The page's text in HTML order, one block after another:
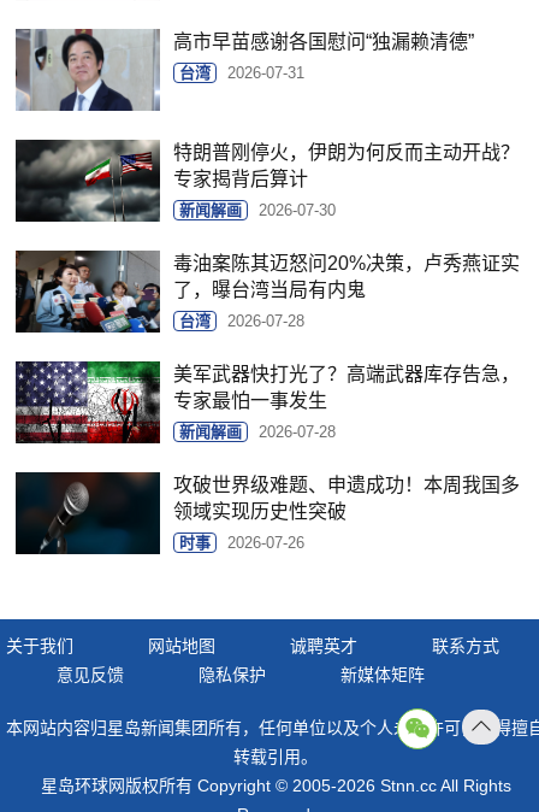
高市早苗感谢各国慰问“独漏赖清德”
台湾 2026-07-31
特朗普刚停火，伊朗为何反而主动开战？
专家揭背后算计
新闻解画 2026-07-30
毒油案陈其迈怒问20%决策，卢秀燕证实
了，曝台湾当局有内鬼
台湾 2026-07-28
美军武器快打光了？高端武器库存告急，
专家最怕一事发生
新闻解画 2026-07-28
攻破世界级难题、申遗成功！本周我国多
领域实现历史性突破
时事 2026-07-26
关于我们 网站地图 诚聘英才
联系方式
意见反馈
隐私保护 新媒体矩阵
本网站内容归星岛新闻集团所有，任何单位以及个人未经许可，不得擅
转载引用。
星岛环球网版权所有 Copyright © 2005-2026 Stnn.cc All Rights
顶部